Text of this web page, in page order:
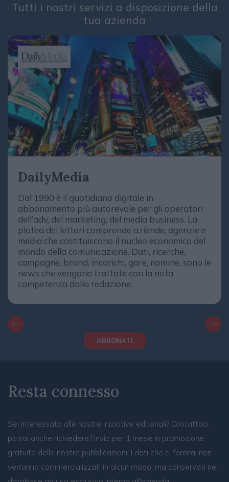
Tutti i nostri servizi a disposizione della
tua azienda
DailyMedia
Dal 1990 è il quotidiano digitale in
abbonamento più autorevole per gli operatori
dell’adv, del marketing, del media business. La
platea dei lettori comprende aziende, agenzie e
media che costituiscono il nucleo economico del
mondo della comunicazione. Dati, ricerche,
campagne, brand, incarichi, gare, nomine, sono le
news che vengono trattate con la nota
competenza dalla redazione.
ABBONATI
Resta connesso
Sei interessato alle nostre iniziative editoriali? Contattaci,
potrai anche richiedere l’invio per 1 mese in promozione
gratuita delle nostre pubblicazioni. I dati che ci fornirai non
verranno commercializzati in alcun modo, ma conservati nel